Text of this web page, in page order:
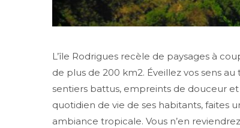
L’île Rodrigues recèle de paysages à
de plus de 200 km2. Éveillez vos sens
sentiers battus, empreints de douceur
quotidien de vie de ses habitants, faites
ambiance tropicale. Vous n’en